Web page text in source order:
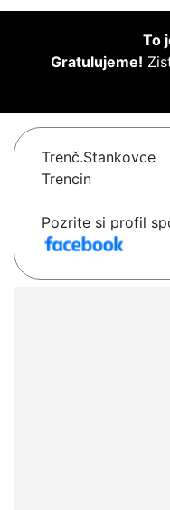
To
Gratulujeme!
Trenč.Stankovce
Trencin
Pozrite si profil